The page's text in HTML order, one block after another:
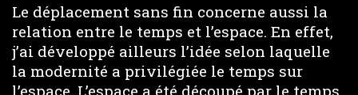
Le déplacement sans fin concerne aussi la
relation entre le temps et l’espace. En effet,
j’ai développé ailleurs l’idée selon laquelle
la modernité a privilégiée le temps sur
l’espace. L’espace a été découpé par le temps